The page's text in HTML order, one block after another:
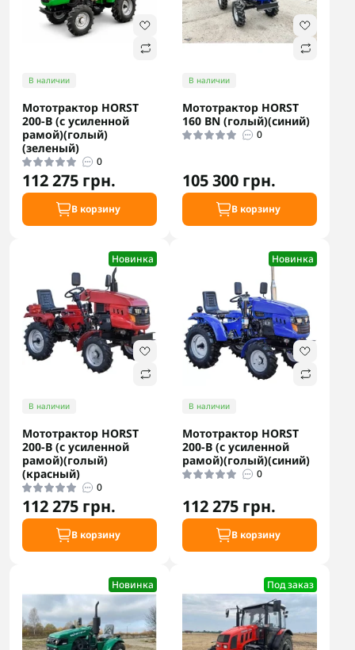
В наличии
Мототрактор HORST
200-B (с усиленной
рамой)(голый)
(зеленый)
0
112 275 грн.
В корзину
В наличии
Мототрактор HORST
160 BN (голый)(синий)
0
105 300 грн.
В корзину
Новинка
В наличии
Мототрактор HORST
200-B (с усиленной
рамой)(голый)
(красный)
0
112 275 грн.
В корзину
Новинка
В наличии
Мототрактор HORST
200-B (с усиленной
рамой)(голый)(синий)
0
112 275 грн.
В корзину
Новинка Под заказ